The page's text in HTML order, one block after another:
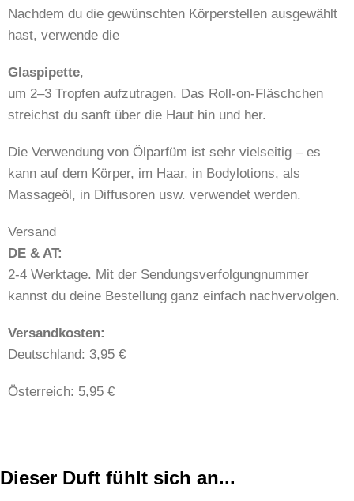
Nachdem du die gewünschten Körperstellen ausgewählt
hast, verwende die
Glaspipette,
um 2–3 Tropfen aufzutragen. Das Roll-on-Fläschchen
streichst du sanft über die Haut hin und her.
Die Verwendung von Ölparfüm ist sehr vielseitig – es
kann auf dem Körper, im Haar, in Bodylotions, als
Massageöl, in Diffusoren usw. verwendet werden.
Versand
DE & AT:
2-4 Werktage. Mit der Sendungsverfolgungnummer
kannst du deine Bestellung ganz einfach nachvervolgen.
​​Versandkosten:
Deutschland: 3,95 €
Österreich: 5,95 €
Dieser Duft fühlt sich an...